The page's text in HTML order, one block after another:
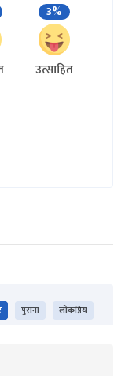
3%
उत्साहित
पुराना लोकप्रिय